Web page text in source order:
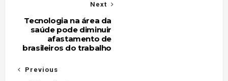
Next
Tecnologia na área da
saúde pode diminuir
afastamento de
brasileiros do trabalho
Previous